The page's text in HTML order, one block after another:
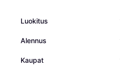
Luokitus
Alennus
Kaupat